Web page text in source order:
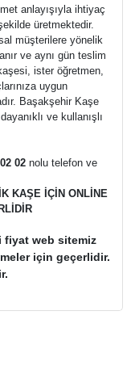
anlayışıyla ihtiyaç
üretmektedir.
müşterilere yönelik
ve aynı gün teslim
ister öğretmen,
uygun
Başakşehir Kaşe
ve kullanışlı
02 nolu telefon ve
KAŞE İÇİN ONLİNE
fiyat web sitemiz
için geçerlidir.